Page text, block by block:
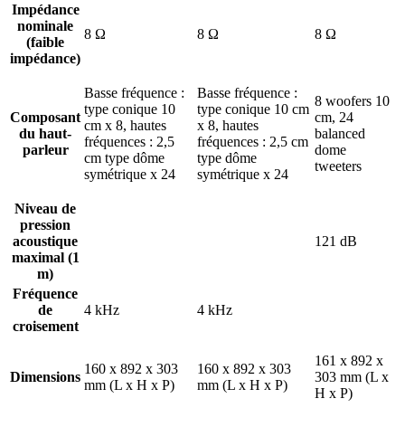
Impédance
nominale
(faible
impédance)
8 Ω 8 Ω 8 Ω
Composant
du haut-
parleur
Basse fréquence :
type conique 10
cm x 8, hautes
fréquences : 2,5
cm type dôme
symétrique x 24
Basse fréquence :
type conique 10 cm
x 8, hautes
fréquences : 2,5 cm
type dôme
symétrique x 24
8 woofers 10
cm, 24
balanced
dome
tweeters
Niveau de
pression
acoustique
maximal (1
m)
121 dB
Fréquence
de
croisement
4 kHz 4 kHz
Dimensions
160 x 892 x 303
mm (L x H x P)
160 x 892 x 303
mm (L x H x P)
161 x 892 x
303 mm (L x
H x P)